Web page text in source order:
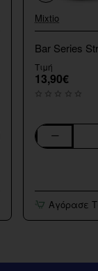
Mixtio
Bar Series
Τιμή
13,90€
Bar
10ml/120ml
Αγόρασε